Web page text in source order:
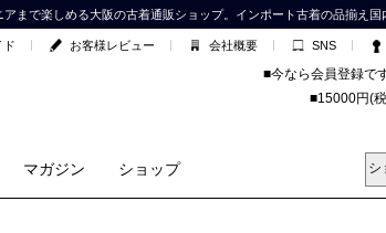
まで楽しめる大阪の古着通販ショップ。インポート古着の品揃え国
ド お客様レビュー 会社概要 SNS
■今なら会員登録で
■15000円(
マガジン ショップ